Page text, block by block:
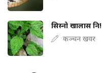
सिस्नो खालास नि!
कञ्चन खवर